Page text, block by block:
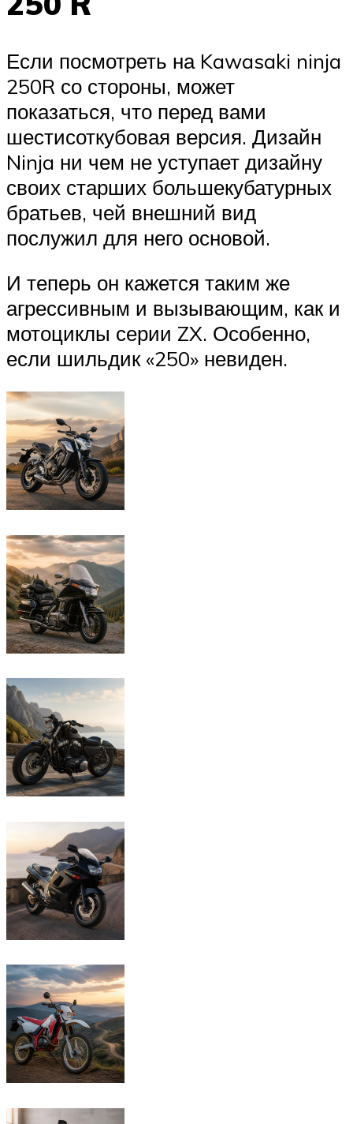
Если посмотреть на Kawasaki ninja
250R со стороны, может
показаться, что перед вами
шестисоткубовая версия. Дизайн
Ninja ни чем не уступает дизайну
своих старших большекубатурных
братьев, чей внешний вид
послужил для него основой.
И теперь он кажется таким же
агрессивным и вызывающим, как и
мотоциклы серии ZX. Особенно,
если шильдик «250» невиден.